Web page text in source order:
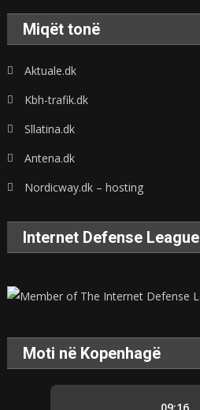
Miqët tonë
Aktuale.dk
Kbh-trafik.dk
Sllatina.dk
Antena.dk
Nordicway.dk – hosting
Internet Defense League
Moti në Kopenhagë
09:16,